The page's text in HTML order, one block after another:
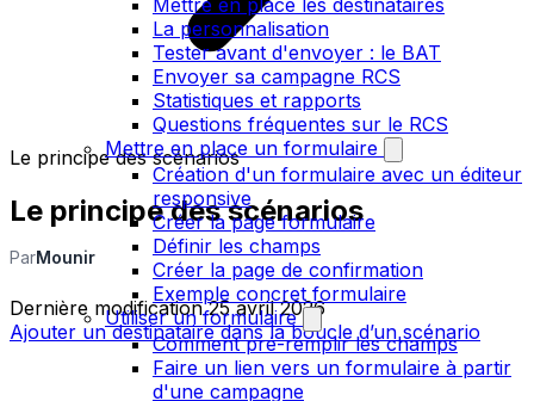
Mettre en place les destinataires
La personnalisation
Tester avant d'envoyer : le BAT
Envoyer sa campagne RCS
Statistiques et rapports
Questions fréquentes sur le RCS
Mettre en place un formulaire
Création d'un formulaire avec un éditeur
responsive
Créer la page formulaire
Définir les champs
Créer la page de confirmation
Exemple concret formulaire
Utiliser un formulaire
Comment pré-remplir les champs
Faire un lien vers un formulaire à partir
d'une campagne
Le principe des scénarios
Le principe des scénarios
ParMounir
Dernière modification25 avril 2026
Ajouter un destinataire dans la boucle d’un scénario